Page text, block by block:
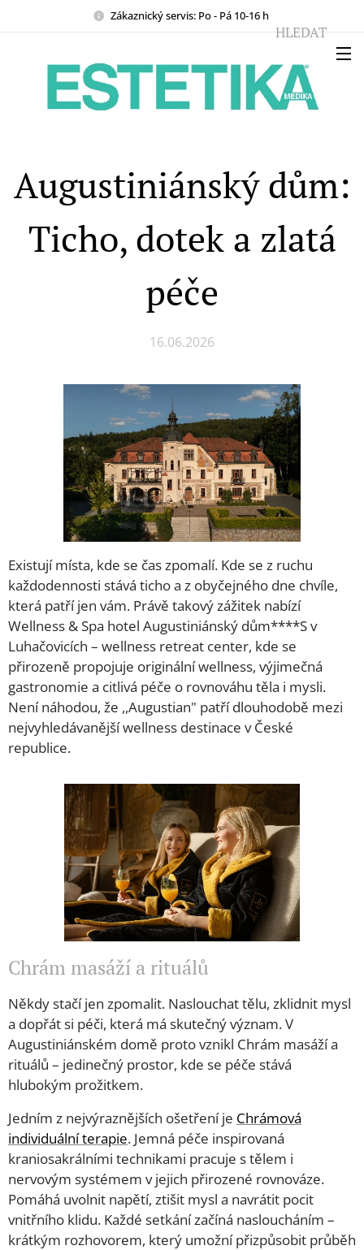
Zákaznický servis: Po - Pá 10-16 h
HLEDAT
Augustiniánský dům:
Ticho, dotek a zlatá
péče
16.06.2026
Existují místa, kde se čas zpomalí. Kde se z ruchu
každodennosti stává ticho a z obyčejného dne chvíle,
která patří jen vám. Právě takový zážitek nabízí
Wellness & Spa hotel Augustiniánský dům****S v
Luhačovicích – wellness retreat center, kde se
přirozeně propojuje originální wellness, výjimečná
gastronomie a citlivá péče o rovnováhu těla i mysli.
Není náhodou, že ,,Augustian" patří dlouhodobě mezi
nejvyhledávanější wellness destinace v České
republice.
Chrám masáží a rituálů
Někdy stačí jen zpomalit. Naslouchat tělu, zklidnit mysl
a dopřát si péči, která má skutečný význam. V
Augustiniánském domě proto vznikl Chrám masáží a
rituálů – jedinečný prostor, kde se péče stává
hlubokým prožitkem.
Jedním z nejvýraznějších ošetření je Chrámová
individuální terapie. Jemná péče inspirovaná
kraniosakrálními technikami pracuje s tělem i
nervovým systémem v jejich přirozené rovnováze.
Pomáhá uvolnit napětí, ztišit mysl a navrátit pocit
vnitřního klidu. Každé setkání začíná nasloucháním –
krátkým rozhovorem, který umožní přizpůsobit průběh